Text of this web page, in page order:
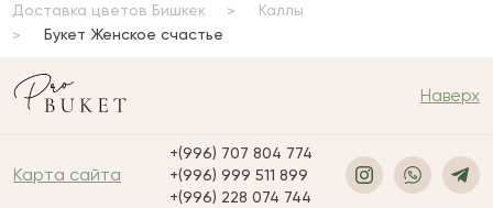
Доставка цветов Бишкек
Каллы
Букет Женское счастье
Наверх
Карта сайта
+(996) 707 804 774
+(996) 999 511 899
+(996) 228 074 744